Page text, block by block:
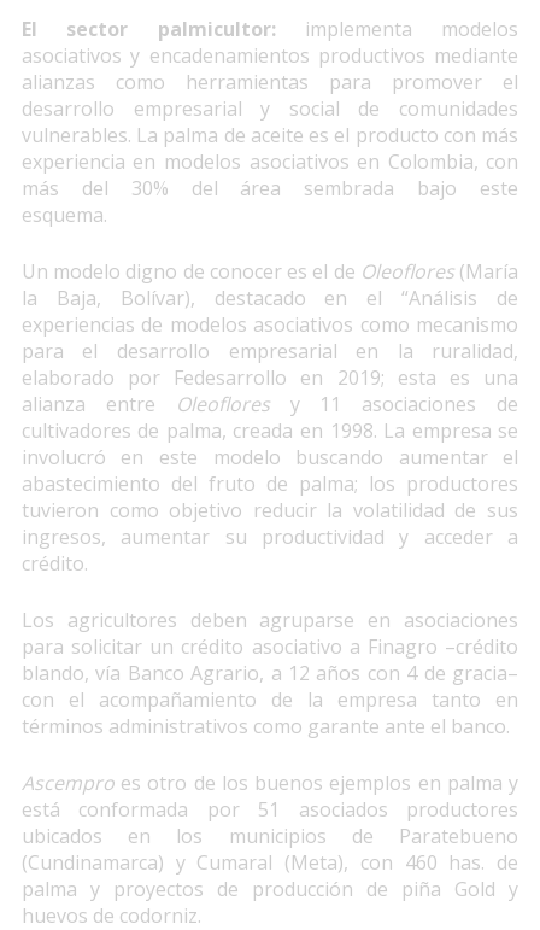
El sector palmicultor: implementa modelos
asociativos y encadenamientos productivos mediante
alianzas como herramientas para promover el
desarrollo empresarial y social de comunidades
vulnerables. La palma de aceite es el producto con más
experiencia en modelos asociativos en Colombia, con
más del 30% del área sembrada bajo este
esquema.
Un modelo digno de conocer es el de Oleoflores(María
la Baja, Bolívar), destacado en el “Análisis de
experiencias de modelos asociativos como mecanismo
para el desarrollo empresarial en la ruralidad,
elaborado por Fedesarrollo en 2019; esta es una
alianza entre
Oleoflores y 11 asociaciones de
cultivadores de palma, creada en 1998. La empresa se
involucró en este modelo buscando aumentar el
abastecimiento del fruto de palma; los productores
tuvieron como objetivo reducir la volatilidad de sus
ingresos, aumentar su productividad y acceder a
crédito.
Los agricultores deben agruparse en asociaciones
para solicitar un crédito asociativo a Finagro –crédito
blando, vía Banco Agrario, a 12 años con 4 de gracia–
con el acompañamiento de la empresa tanto en
términos administrativos como garante ante el banco.
Ascempro es otro de los buenos ejemplos en palma y
está conformada por 51 asociados productores
ubicados en los municipios de Paratebueno
(Cundinamarca) y Cumaral (Meta), con 460 has. de
palma y proyectos de producción de piña Gold y
huevos de codorniz.